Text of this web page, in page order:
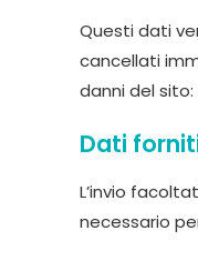
Questi dati
cancellati
danni del
Dati
L’invio
necessario